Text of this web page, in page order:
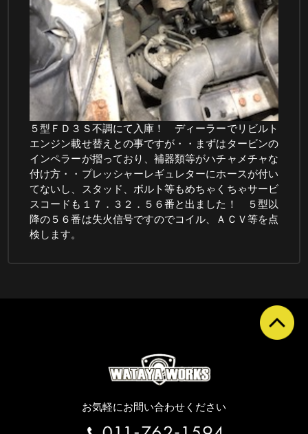
５型ＦＤ３Ｓ不調にて入庫！ ディーラーでリビルト
エンジン載せ替えとの事ですが・・まずはタービンの
インペラーが摺っており、補器類等がハチャメチャな
付け方・・プレッシャーレギュレターにホースが付い
てないし、スタッド、ボルト等もめちゃくちゃサービ
スコードも１７．３２．５６番と出ました！ ５型以
降の５６番は失火信号ですのでコイル、ＡＣＶ等を点
検します。
お気軽にお問い合わせください